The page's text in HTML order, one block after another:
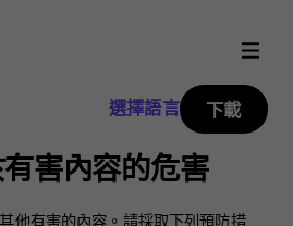
選擇語言 下載
害內容的危害
他有害的內容。請採取下列預防措